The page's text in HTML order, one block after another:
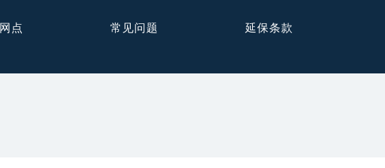
点 常见问题 延保条款